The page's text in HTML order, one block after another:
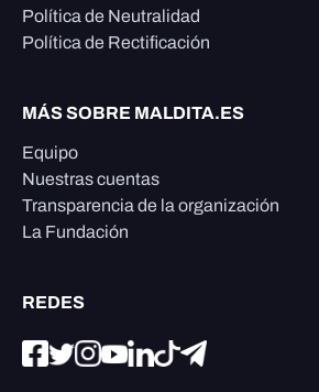
Política de Neutralidad
Política de Rectificación
MÁS SOBRE MALDITA.ES
Equipo
Nuestras cuentas
Transparencia de la organización
La Fundación
REDES